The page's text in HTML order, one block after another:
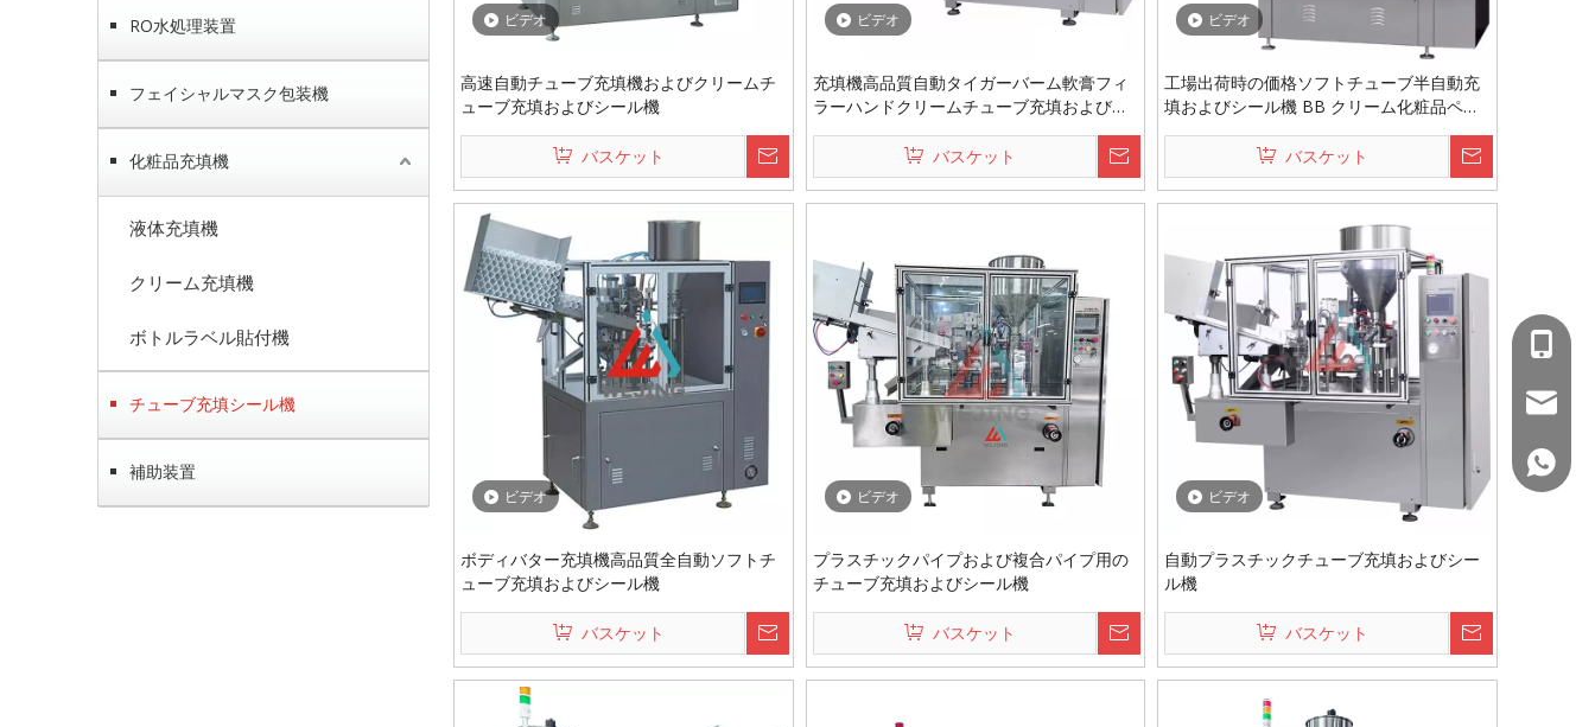
RO水処理装置
フェイシャルマスク包装機
化粧品充填機
液体充填機
クリーム充填機
ボトルラベル貼付機
チューブ充填シール機
補助装置
ビデオ
高速自動チューブ充填機およびクリームチ
ューブ充填およびシール機
バスケット
ビデオ
充填機高品質自動タイガーバーム軟膏フィ
ラーハンドクリームチューブ充填およびシ
ール機
バスケット
ビデオ
工場出荷時の価格ソフトチューブ半自動充
填およびシール機 BB クリーム化粧品ペー
スト歯磨き粉ビタミン E ミルク用
バスケット
ビデオ
ボディバター充填機高品質全自動ソフトチ
ューブ充填およびシール機
バスケット
ビデオ
プラスチックパイプおよび複合パイプ用の
チューブ充填およびシール機
バスケット
ビデオ
自動プラスチックチューブ充填およびシー
ル機
バスケット
+86-
+86